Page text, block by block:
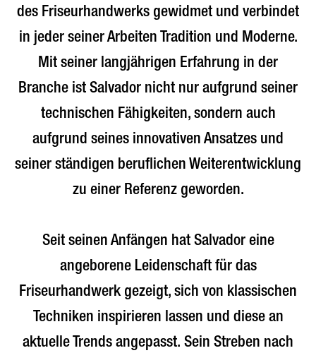
des Friseurhandwerks gewidmet und verbindet
in jeder seiner Arbeiten Tradition und Moderne.
Mit seiner langjährigen Erfahrung in der
Branche ist Salvador nicht nur aufgrund seiner
technischen Fähigkeiten, sondern auch
aufgrund seines innovativen Ansatzes und
seiner ständigen beruflichen Weiterentwicklung
zu einer Referenz geworden.
Seit seinen Anfängen hat Salvador eine
angeborene Leidenschaft für das
Friseurhandwerk gezeigt, sich von klassischen
Techniken inspirieren lassen und diese an
aktuelle Trends angepasst. Sein Streben nach